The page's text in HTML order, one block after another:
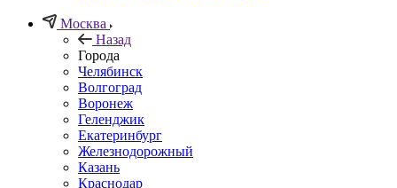
Москва
Назад
Города
Челябинск
Волгоград
Воронеж
Геленджик
Екатеринбург
Железнодорожный
Казань
Краснодар